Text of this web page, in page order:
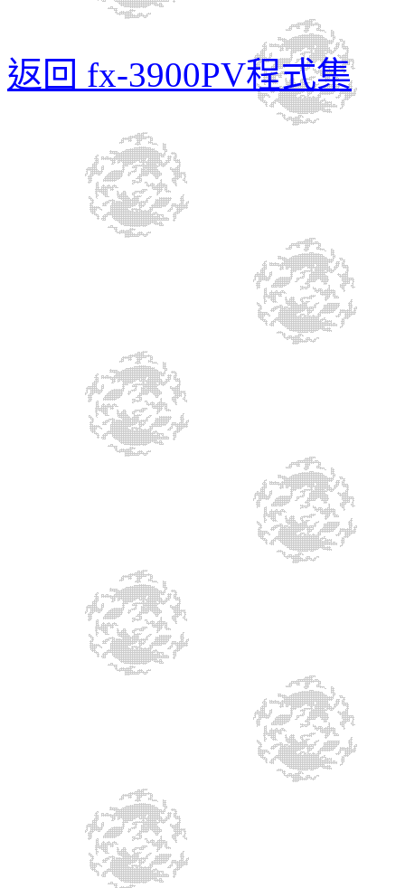
返回 fx-3900PV程式集